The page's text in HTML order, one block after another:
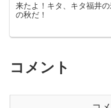
来たよ！キタ、キタ福井
の秋だ！
コメント